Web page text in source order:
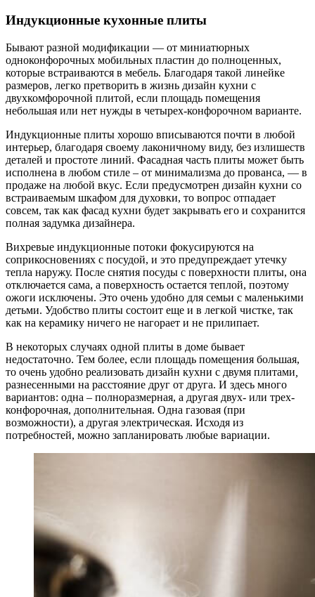
Индукционные кухонные плиты
Бывают разной модификации — от миниатюрных
одноконфорочных мобильных пластин до полноценных,
которые встраиваются в мебель. Благодаря такой линейке
размеров, легко претворить в жизнь дизайн кухни с
двухкомфорочной плитой, если площадь помещения
небольшая или нет нужды в четырех-конфорочном варианте.
Индукционные плиты хорошо вписываются почти в любой
интерьер, благодаря своему лаконичному виду, без излишеств
деталей и простоте линий. Фасадная часть плиты может быть
исполнена в любом стиле – от минимализма до прованса, — в
продаже на любой вкус. Если предусмотрен дизайн кухни со
встраиваемым шкафом для духовки, то вопрос отпадает
совсем, так как фасад кухни будет закрывать его и сохранится
полная задумка дизайнера.
Вихревые индукционные потоки фокусируются на
соприкосновениях с посудой, и это предупреждает утечку
тепла наружу. После снятия посуды с поверхности плиты, она
отключается сама, а поверхность остается теплой, поэтому
ожоги исключены. Это очень удобно для семьи с маленькими
детьми. Удобство плиты состоит еще и в легкой чистке, так
как на керамику ничего не нагорает и не прилипает.
В некоторых случаях одной плиты в доме бывает
недостаточно. Тем более, если площадь помещения большая,
то очень удобно реализовать дизайн кухни с двумя плитами
разнесенными на расстояние друг от друга. И здесь много
вариантов: одна – полноразмерная, а другая двух- или трех-
конфорочная, дополнительная. Одна газовая (при
возможности), а другая электрическая. Исходя из
потребностей, можно запланировать любые вариации.